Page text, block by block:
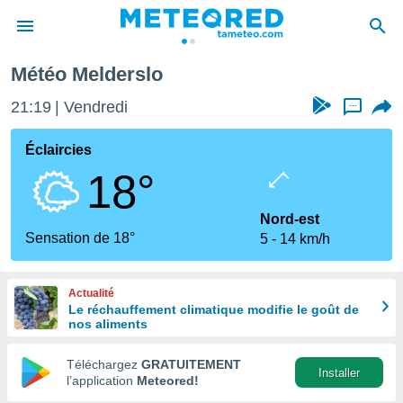
de
en
Météo Melderslo
21:19 Vendredi ...
Éclaircies
18°
Sensation de 18°
Nord-est
5
14 km/h
Actualité
Le réchauffement climatique modifie le goût de
nos aliments
Téléchargez GRATUITEMENT
l’application Meteored!
Installer